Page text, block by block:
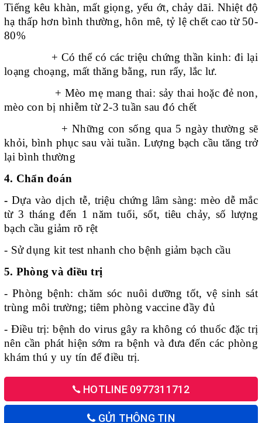
Tiếng kêu khàn, mất giọng, yếu ớt, chảy dãi. Nhiệt độ
hạ thấp hơn bình thường, hôn mê, tỷ lệ chết cao từ 50-
80%
+ Có thể có các triệu chứng thần kinh: đi lại
loạng choạng, mất thăng bằng, run rẩy, lắc lư.
+ Mèo mẹ mang thai: sảy thai hoặc đẻ non,
mèo con bị nhiễm từ 2-3 tuần sau đó chết
+ Những con sống qua 5 ngày thường sẽ
khỏi, bình phục sau vài tuần. Lượng bạch cầu tăng trở
lại bình thường
4. Chẩn đoán
- Dựa vào dịch tễ, triệu chứng lâm sàng: mèo dễ mắc
từ 3 tháng đến 1 năm tuổi, sốt, tiêu chảy, số lượng
bạch cầu giảm rõ rệt
- Sử dụng kit test nhanh cho bệnh giảm bạch cầu
5. Phòng và điều trị
- Phòng bệnh: chăm sóc nuôi dưỡng tốt, vệ sinh sát
trùng môi trường; tiêm phòng vaccine đầy đủ
- Điều trị: bệnh do virus gây ra không có thuốc đặc trị
nên cần phát hiện sớm ra bệnh và đưa đến các phòng
khám thú y uy tín để điều trị.
HOTLINE 0977311712
GỬI THÔNG TIN